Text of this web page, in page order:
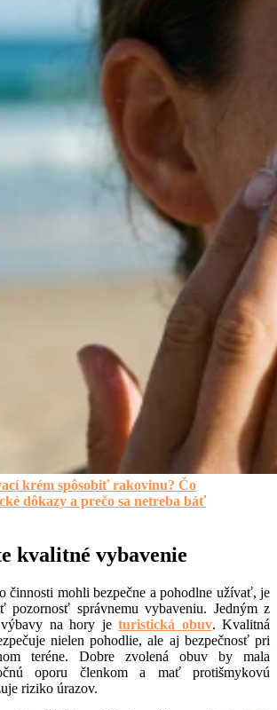
krém spôsobiť rakovinu? Čo
dôkazy a prečo sa netreba báť
kvalitné vybavenie
činnosti mohli bezpečne a pohodlne užívať, je
pozornosť správnemu vybaveniu. Jedným z
na hory je turistická obuv. Kvalitná
nielen pohodlie, ale aj bezpečnosť pri
teréne. Dobre zvolená obuv by mala
oporu členkom a mať protišmykovú
riziko úrazov.